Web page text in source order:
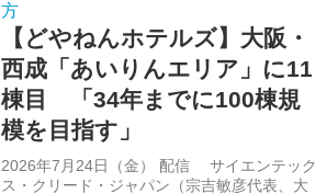
方
【どやねんホテルズ】大阪・
西成「あいりんエリア」に11
棟目 「34年までに100棟規
模を目指す」
2026年7月24日（金） 配信 サイエンテック
ス・クリード・ジャパン（宗吉敏彦代表、大